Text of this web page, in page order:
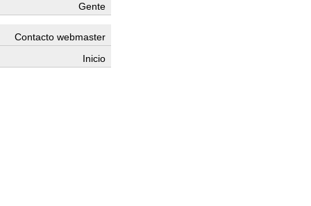
Gente
Contacto webmaster
Inicio